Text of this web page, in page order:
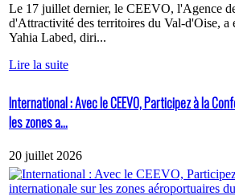
Le 17 juillet dernier, le CEEVO, l'Agence
d'Attractivité des territoires du Val-d'Oise, a
Yahia Labed, diri...
Lire la suite
International : Avec le CEEVO, Participez à la
les zones a...
20 juillet 2026